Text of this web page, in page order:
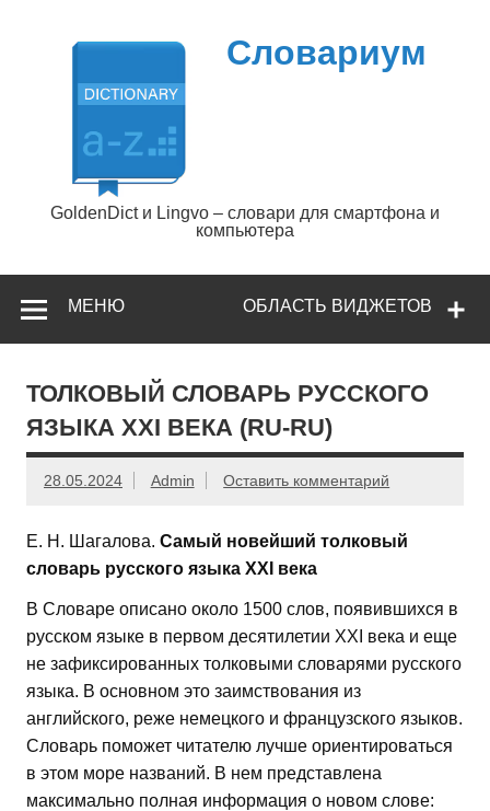
содержимому
Словариум
GoldenDict и Lingvo – словари для смартфона и
компьютера
ОБЛАСТЬ ВИДЖЕТОВ
МЕНЮ
ТОЛКОВЫЙ СЛОВАРЬ РУССКОГО
ЯЗЫКА XXI ВЕКА (RU-RU)
28.05.2024 Admin Оставить комментарий
Е. Н. Шагалова. Самый новейший толковый
словарь русского языка ХХI века
В Словаре описано около 1500 слов, появившихся в
русском языке в первом десятилетии XXI века и еще
не зафиксированных толковыми словарями русского
языка. В основном это заимствования из
английского, реже немецкого и французского языков.
Словарь поможет читателю лучше ориентироваться
в этом море названий. В нем представлена
максимально полная информация о новом слове: